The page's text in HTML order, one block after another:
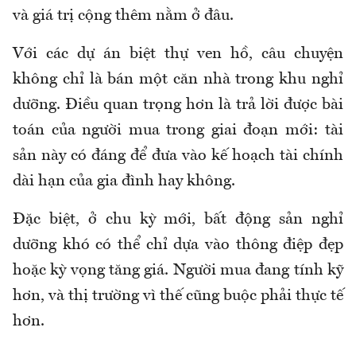
và giá trị cộng thêm nằm ở đâu.
Với các dự án biệt thự ven hồ, câu chuyện
không chỉ là bán một căn nhà trong khu nghỉ
dưỡng. Điều quan trọng hơn là trả lời được bài
toán của người mua trong giai đoạn mới: tài
sản này có đáng để đưa vào kế hoạch tài chính
dài hạn của gia đình hay không.
Đặc biệt, ở chu kỳ mới, bất động sản nghỉ
dưỡng khó có thể chỉ dựa vào thông điệp đẹp
hoặc kỳ vọng tăng giá. Người mua đang tính kỹ
hơn, và thị trường vì thế cũng buộc phải thực tế
hơn.